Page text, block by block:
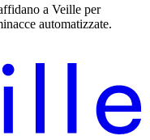
a Veille per
automatizzate.